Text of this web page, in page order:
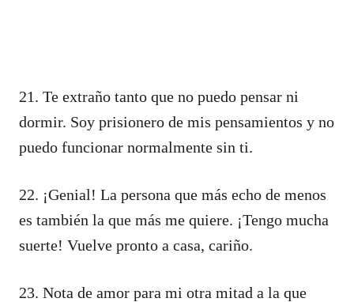
21. Te extraño tanto que no puedo pensar ni
dormir. Soy prisionero de mis pensamientos y no
puedo funcionar normalmente sin ti.
22. ¡Genial! La persona que más echo de menos
es también la que más me quiere. ¡Tengo mucha
suerte! Vuelve pronto a casa, cariño.
23. Nota de amor para mi otra mitad a la que